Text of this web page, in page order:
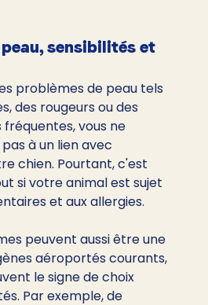
sensibilités et
problèmes de peau tels
des rougeurs ou des
vous ne
à un lien avec
chien. Pourtant, c'est
si votre animal est sujet
et aux allergies.
peuvent aussi être une
aéroportés courants,
le signe de choix
Par exemple, de